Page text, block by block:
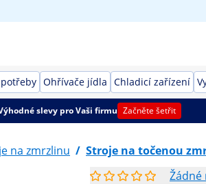
Ohřívače jídla Chladicí zařízení
slevy pro Vaši firmu Začněte šetřit
na zmrzlinu / Stroje na točenou
Žádné